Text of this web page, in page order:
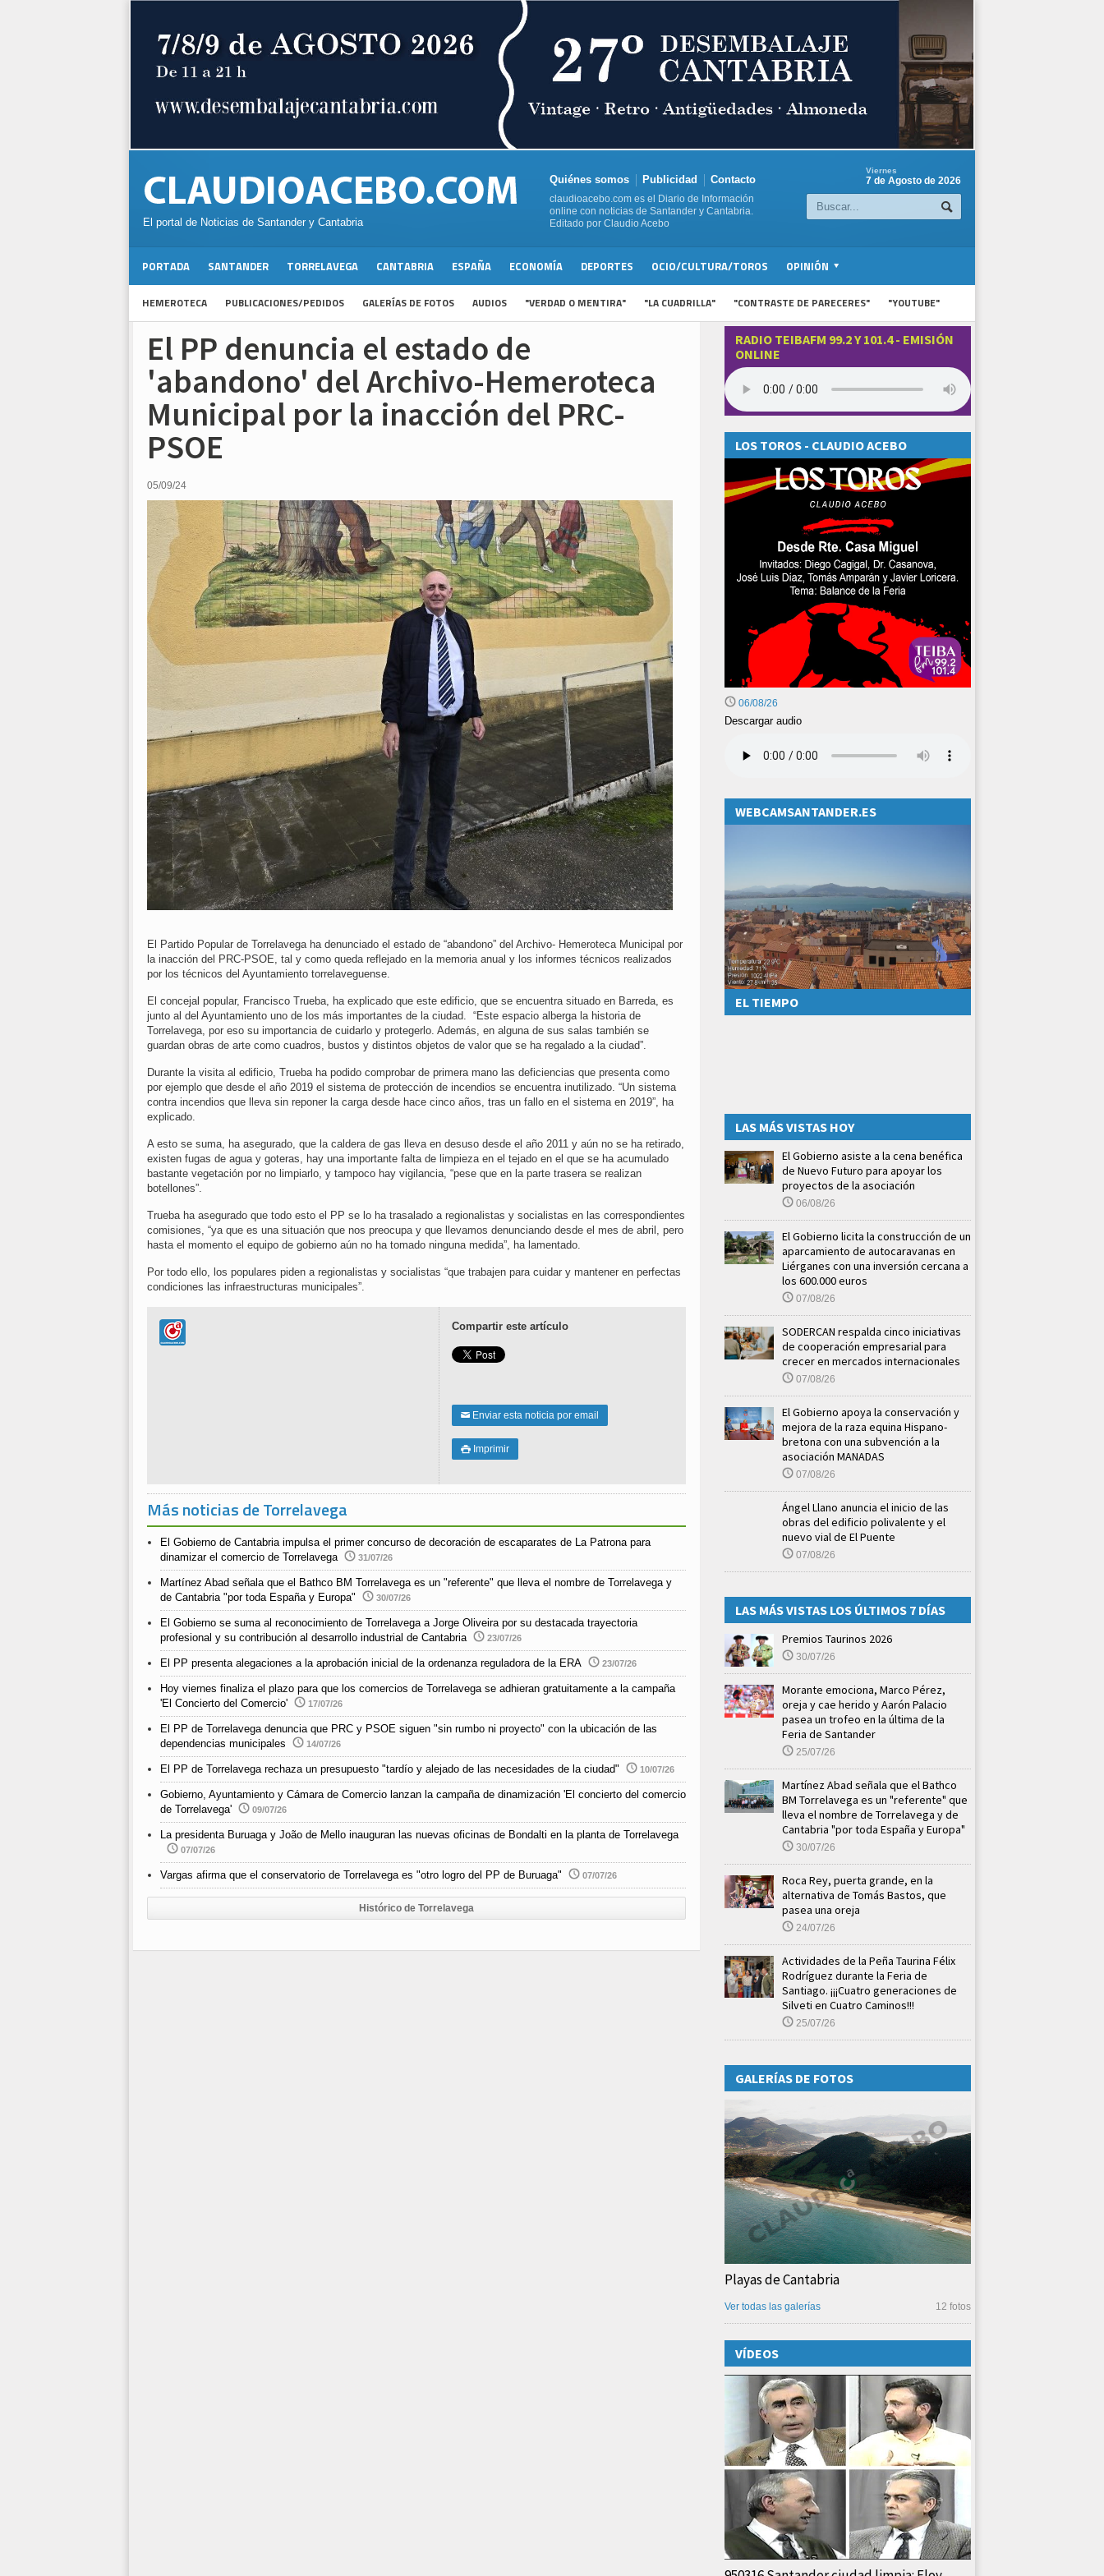
El portal de Noticias de Santander y Cantabria
Quiénes somos Publicidad Contacto
claudioacebo.com es el Diario de Información
online con noticias de Santander y Cantabria.
Editado por Claudio Acebo
Viernes
7 de Agosto de 2026
PORTADA SANTANDER TORRELAVEGA CANTABRIA ESPAÑA ECONOMÍA DEPORTES OCIO/CULTURA/TOROS OPINIÓN
HEMEROTECA PUBLICACIONES/PEDIDOS GALERÍAS DE FOTOS AUDIOS "VERDAD O MENTIRA" "LA CUADRILLA" "CONTRASTE DE PARECERES" "YOUTUBE"
El PP denuncia el estado de
'abandono' del Archivo-Hemeroteca
Municipal por la inacción del PRC-
PSOE
05/09/24
El Partido Popular de Torrelavega ha denunciado el estado de “abandono” del Archivo- Hemeroteca Municipal por
la inacción del PRC-PSOE, tal y como queda reflejado en la memoria anual y los informes técnicos realizados
por los técnicos del Ayuntamiento torrelaveguense.
El concejal popular, Francisco Trueba, ha explicado que este edificio, que se encuentra situado en Barreda, es
junto al del Ayuntamiento uno de los más importantes de la ciudad. “Este espacio alberga la historia de
Torrelavega, por eso su importancia de cuidarlo y protegerlo. Además, en alguna de sus salas también se
guardan obras de arte como cuadros, bustos y distintos objetos de valor que se ha regalado a la ciudad”.
Durante la visita al edificio, Trueba ha podido comprobar de primera mano las deficiencias que presenta como
por ejemplo que desde el año 2019 el sistema de protección de incendios se encuentra inutilizado. “Un sistema
contra incendios que lleva sin reponer la carga desde hace cinco años, tras un fallo en el sistema en 2019”, ha
explicado.
A esto se suma, ha asegurado, que la caldera de gas lleva en desuso desde el año 2011 y aún no se ha retirado,
existen fugas de agua y goteras, hay una importante falta de limpieza en el tejado en el que se ha acumulado
bastante vegetación por no limpiarlo, y tampoco hay vigilancia, “pese que en la parte trasera se realizan
botellones”.
Trueba ha asegurado que todo esto el PP se lo ha trasalado a regionalistas y socialistas en las correspondientes
comisiones, “ya que es una situación que nos preocupa y que llevamos denunciando desde el mes de abril, pero
hasta el momento el equipo de gobierno aún no ha tomado ninguna medida”, ha lamentado.
Por todo ello, los populares piden a regionalistas y socialistas “que trabajen para cuidar y mantener en perfectas
condiciones las infraestructuras municipales”.
Compartir este artículo
✉ Enviar esta noticia por email
 Imprimir
Más noticias de Torrelavega
El Gobierno de Cantabria impulsa el primer concurso de decoración de escaparates de La Patrona para
dinamizar el comercio de Torrelavega
31/07/26
Martínez Abad señala que el Bathco BM Torrelavega es un "referente" que lleva el nombre de Torrelavega y
de Cantabria "por toda España y Europa"
30/07/26
El Gobierno se suma al reconocimiento de Torrelavega a Jorge Oliveira por su destacada trayectoria
profesional y su contribución al desarrollo industrial de Cantabria
23/07/26
El PP presenta alegaciones a la aprobación inicial de la ordenanza reguladora de la ERA 23/07/26
Hoy viernes finaliza el plazo para que los comercios de Torrelavega se adhieran gratuitamente a la campaña
'El Concierto del Comercio'
17/07/26
El PP de Torrelavega denuncia que PRC y PSOE siguen "sin rumbo ni proyecto" con la ubicación de las
dependencias municipales
14/07/26
El PP de Torrelavega rechaza un presupuesto "tardío y alejado de las necesidades de la ciudad" 10/07/26
Gobierno, Ayuntamiento y Cámara de Comercio lanzan la campaña de dinamización 'El concierto del comercio
de Torrelavega'
09/07/26
La presidenta Buruaga y João de Mello inauguran las nuevas oficinas de Bondalti en la planta de Torrelavega
07/07/26
Vargas afirma que el conservatorio de Torrelavega es "otro logro del PP de Buruaga" 07/07/26
Histórico de Torrelavega
RADIO TEIBAFM 99.2 Y 101.4 - EMISIÓN
ONLINE
LOS TOROS - CLAUDIO ACEBO
06/08/26
Descargar audio
WEBCAMSANTANDER.ES
EL TIEMPO
LAS MÁS VISTAS HOY
El Gobierno asiste a la cena benéfica
de Nuevo Futuro para apoyar los
proyectos de la asociación
06/08/26
El Gobierno licita la construcción de un
aparcamiento de autocaravanas en
Liérganes con una inversión cercana a
los 600.000 euros
07/08/26
SODERCAN respalda cinco iniciativas
de cooperación empresarial para
crecer en mercados internacionales
07/08/26
El Gobierno apoya la conservación y
mejora de la raza equina Hispano-
bretona con una subvención a la
asociación MANADAS
07/08/26
Ángel Llano anuncia el inicio de las
obras del edificio polivalente y el
nuevo vial de El Puente
07/08/26
LAS MÁS VISTAS LOS ÚLTIMOS 7 DÍAS
Premios Taurinos 2026
30/07/26
Morante emociona, Marco Pérez,
oreja y cae herido y Aarón Palacio
pasea un trofeo en la última de la
Feria de Santander
25/07/26
Martínez Abad señala que el Bathco
BM Torrelavega es un "referente" que
lleva el nombre de Torrelavega y de
Cantabria "por toda España y Europa"
30/07/26
Roca Rey, puerta grande, en la
alternativa de Tomás Bastos, que
pasea una oreja
24/07/26
Actividades de la Peña Taurina Félix
Rodríguez durante la Feria de
Santiago. ¡¡¡Cuatro generaciones de
Silveti en Cuatro Caminos!!!
25/07/26
GALERÍAS DE FOTOS
Playas de Cantabria
12 fotos
Ver todas las galerías
VÍDEOS